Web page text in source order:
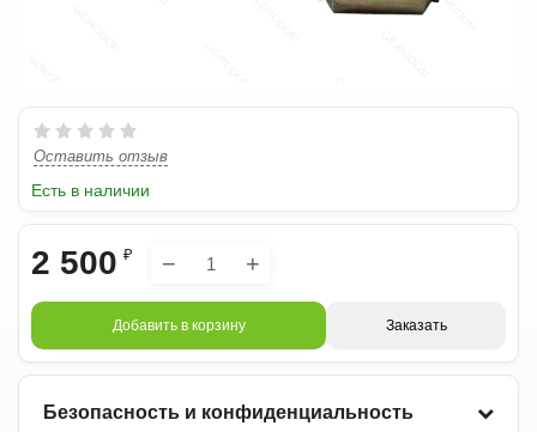
Оставить отзыв
Есть в наличии
2 500 ₽ − +
Добавить в корзину Заказать
Безопасность и конфиденциальность